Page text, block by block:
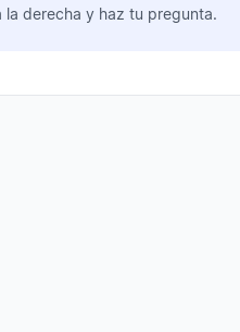
derecha y haz tu pregunta.